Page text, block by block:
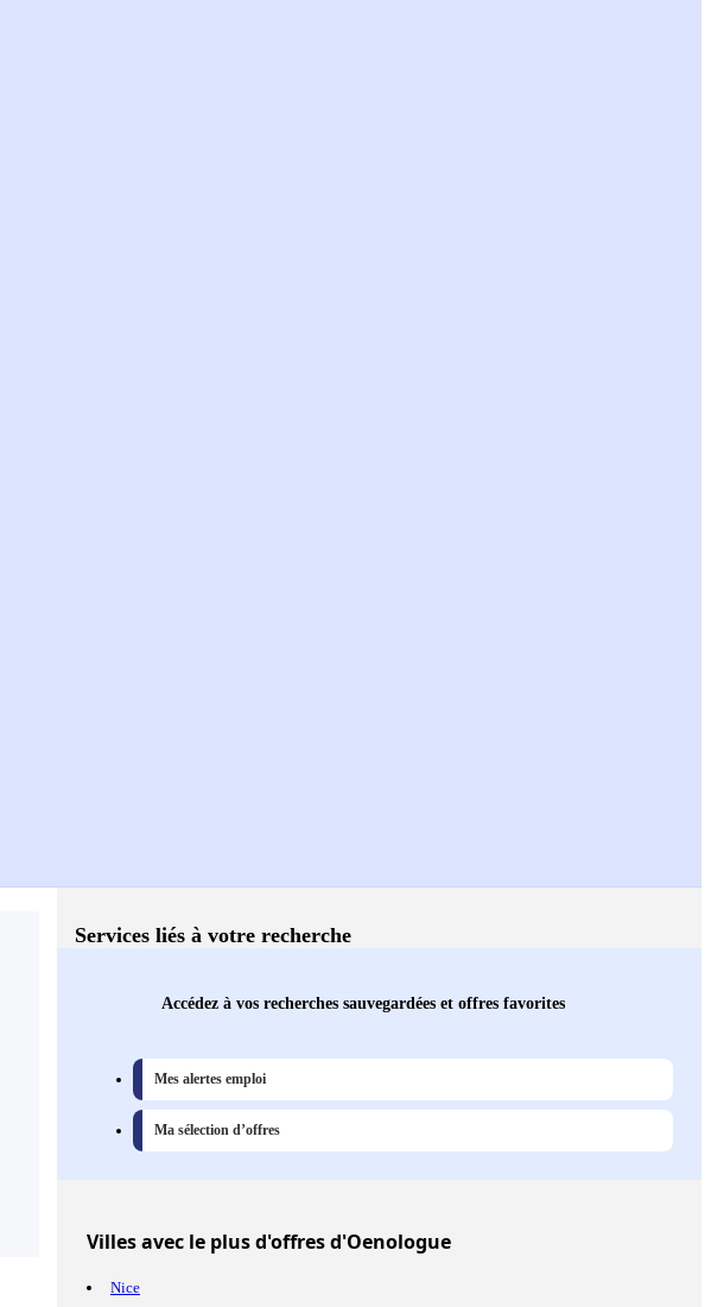
Services liés à votre recherche
Accédez à vos recherches sauvegardées et offres favorites
Mes alertes emploi
Ma sélection d’offres
Villesavec le plus d'offres d'Oenologue
Nice